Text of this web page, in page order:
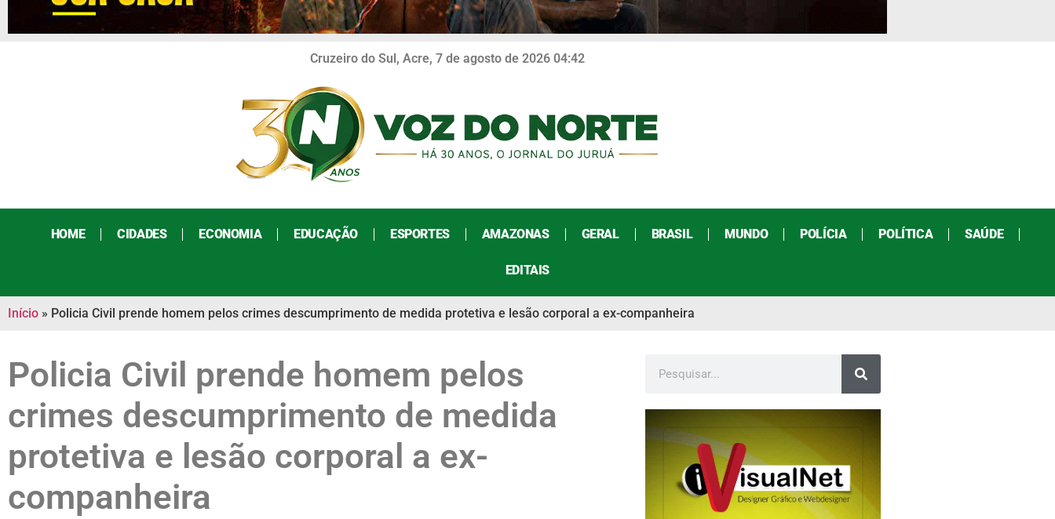
Cruzeiro do Sul, Acre, 7 de agosto de 2026 04:42
HOME CIDADES ECONOMIA EDUCAÇÃO ESPORTES AMAZONAS GERAL BRASIL MUNDO POLÍCIA POLÍTICA SAÚDE
EDITAIS
Início » Policia Civil prende homem pelos crimes descumprimento de medida protetiva e lesão corporal a ex-companheira
Policia Civil prende homem pelos
crimes descumprimento de medida
protetiva e lesão corporal a ex-
companheira